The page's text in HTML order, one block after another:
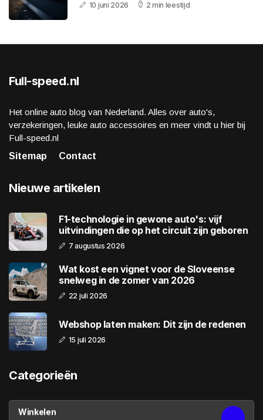
10 juni 2026 2 min leestijd
Full-speed.nl
Het online auto blog van Nederland. Alles over auto's,
verzekeringen, leuke auto accessoires en meer vindt u hier bij
Full-speed.nl
Sitemap
Contact
Nieuwe artikelen
F1-technologie in gewone auto's: vijf
uitvindingen die op het circuit zijn geboren
7 augustus 2026
Wat kost een vignet voor de Sloveense
snelweg in de zomer van 2026
22 juli 2026
Webshop laten maken: Dit zijn de redenen
15 juli 2026
Categorieën
Winkelen